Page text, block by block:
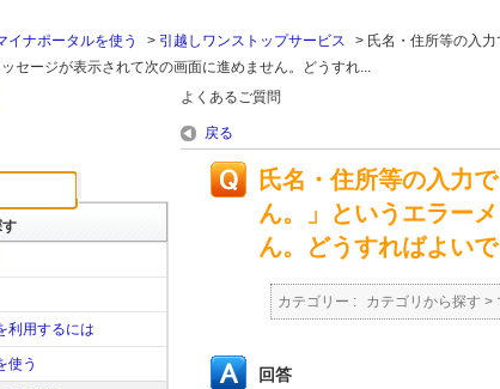
イナポータルを使う > 引越しワンストップサービス > 氏名・住所等の入
セージが表示されて次の画面に進めません。どうすれ...
す
利用するには
使う
よくあるご質問
戻る
氏名・住所等の入力
ん。」というエラー
ん。どうすればよいで
カテゴリー : カテゴリから探す >
回答